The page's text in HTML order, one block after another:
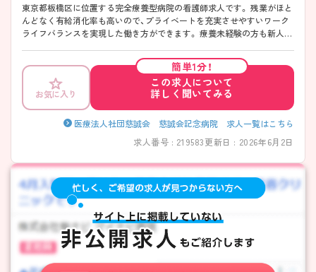
東京都板橋区に位置する完全療養型病院の看護師求人です。 残業がほと
んどなく有給消化率も高いので、プライベートを充実させやすいワーク
ライフバランスを実現した働き方ができます。 療養未経験の方も新人研
定着率も高く、母体が安定しているので給与面や福利厚生の面も充実し
ており、安定した環境で長く働き続けることができます。 ご興味のある
方には、面接対策ポイントなど、さらに詳細をお話しいたしますので、お
気軽にご相談ください。
お気に入り
簡単1分！
この求人について
詳しく聞いてみる
医療法人社団慈誠会 慈誠会記念病院 求人一覧はこちら
求人番号 : 219583更新日 : 2026年6月2日